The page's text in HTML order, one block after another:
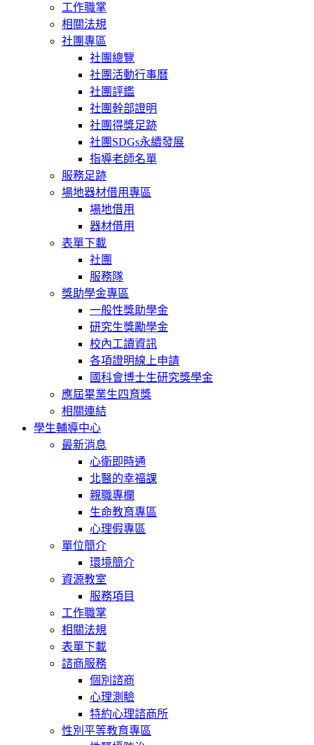
工作職掌
相關法規
社團專區
社團總覽
社團活動行事曆
社團評鑑
社團幹部證明
社團得獎足跡
社團SDGs永續發展
指導老師名單
服務足跡
場地器材借用專區
場地借用
器材借用
表單下載
社團
服務隊
獎助學金專區
一般性獎助學金
研究生獎勵學金
校內工讀資訊
各項證明線上申請
國科會博士生研究獎學金
應屆畢業生四育獎
相關連結
學生輔導中心
最新消息
心衛即時通
北醫的幸福課
親職專欄
生命教育專區
心理假專區
單位簡介
環境簡介
資源教室
服務項目
工作職掌
相關法規
表單下載
諮商服務
個別諮商
心理測驗
特約心理諮商所
性別平等教育專區